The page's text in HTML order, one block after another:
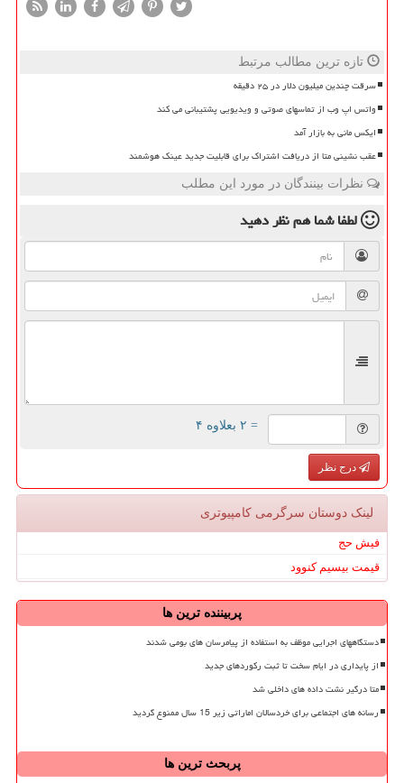
تازه ترین مطالب مرتبط
سرقت چندین میلیون دلار در ۲۵ دقیقه
واتس اپ وب از تماسهای صوتی و ویدیویی پشتیبانی می کند
ایکس مانی به بازار آمد
عقب نشینی متا از دریافت اشتراک برای قابلیت جدید عینک هوشمند
نظرات بینندگان در مورد این مطلب
لطفا شما همنظر دهید
= ۲ بعلاوه ۴
درج نظر
لینک دوستان سرگرمی كامپیوتری
فیش حج
قیمت بیسیم کنوود
پربیننده ترین ها
دستگاههای اجرایی موظف به استفاده از پیامرسان های بومی شدند
از پایداری در ایام سخت تا ثبت رکوردهای جدید
متا درگیر نشت داده های داخلی شد
رسانه های اجتماعی برای خردسالان اماراتی زیر 15 سال ممنوع گردید
پربحث ترین ها